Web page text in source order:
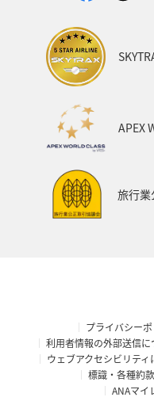
APEX
旅行業
プライバシー
利用者情報の外部送信に
ウェブアクセシビリティ
標識・各種約
ANAマイ